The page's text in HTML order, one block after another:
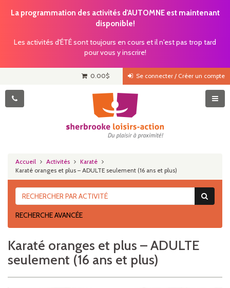
La programmation des activités d'AUTOMNE est maintenant
disponible!
Les activités d'ÉTÉ sont toujours en cours et il n'est pas trop tard
pour vous y inscrire!
Se connecter / Créer un compte
0.00$
Accueil Activités
Karaté
Karaté oranges et plus – ADULTE seulement (16 ans et plus)
RECHERCHE AVANCÉE
Karaté oranges et plus – ADULTE
seulement (16 ans et plus)